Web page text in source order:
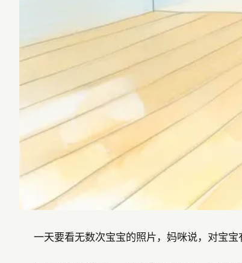
一天要看无数次宝宝的照片，妈咪说，对宝宝